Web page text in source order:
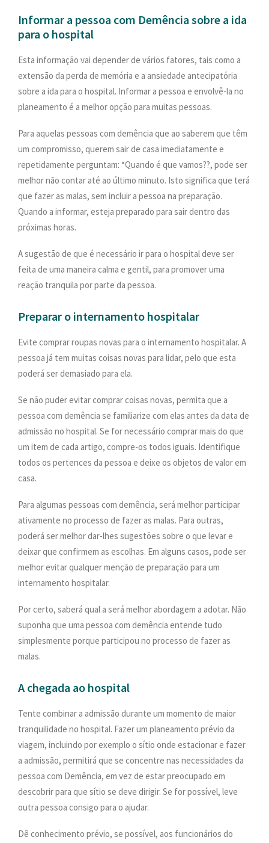
Informar a pessoa com Demência sobre a ida
para o hospital
Esta informação vai depender de vários fatores, tais como a
extensão da perda de memória e a ansiedade antecipatória
sobre a ida para o hospital. Informar a pessoa e envolvê-la no
planeamento é a melhor opção para muitas pessoas.
Para aquelas pessoas com demência que ao saberem que têm
um compromisso, querem sair de casa imediatamente e
repetidamente perguntam: “Quando é que vamos??, pode ser
melhor não contar até ao último minuto. Isto significa que terá
que fazer as malas, sem incluir a pessoa na preparação.
Quando a informar, esteja preparado para sair dentro das
próximas horas.
A sugestão de que é necessário ir para o hospital deve ser
feita de uma maneira calma e gentil, para promover uma
reação tranquila por parte da pessoa.
Preparar o internamento hospitalar
Evite comprar roupas novas para o internamento hospitalar. A
pessoa já tem muitas coisas novas para lidar, pelo que esta
poderá ser demasiado para ela.
Se não puder evitar comprar coisas novas, permita que a
pessoa com demência se familiarize com elas antes da data de
admissão no hospital. Se for necessário comprar mais do que
um item de cada artigo, compre-os todos iguais. Identifique
todos os pertences da pessoa e deixe os objetos de valor em
casa.
Para algumas pessoas com demência, será melhor participar
ativamente no processo de fazer as malas. Para outras,
poderá ser melhor dar-lhes sugestões sobre o que levar e
deixar que confirmem as escolhas. Em alguns casos, pode ser
melhor evitar qualquer menção de preparação para um
internamento hospitalar.
Por certo, saberá qual a será melhor abordagem a adotar. Não
suponha que uma pessoa com demência entende tudo
simplesmente porque participou no processo de fazer as
malas.
A chegada ao hospital
Tente combinar a admissão durante um momento de maior
tranquilidade no hospital. Fazer um planeamento prévio da
viagem, incluindo por exemplo o sítio onde estacionar e fazer
a admissão, permitirá que se concentre nas necessidades da
pessoa com Demência, em vez de estar preocupado em
descobrir para que sítio se deve dirigir. Se for possível, leve
outra pessoa consigo para o ajudar.
Dê conhecimento prévio, se possível, aos funcionários do